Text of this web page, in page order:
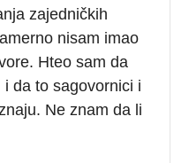
zajedničkih
nisam imao
Hteo sam da
da to sagovornici i
Ne znam da li